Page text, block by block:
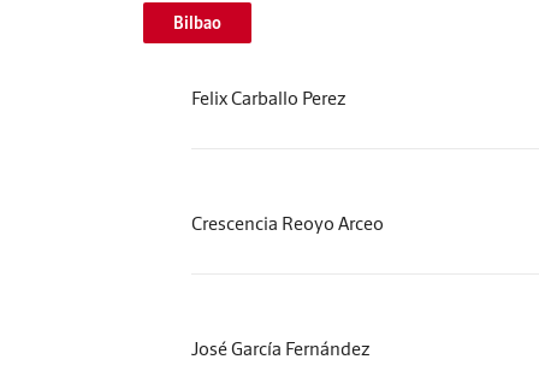
Bilbao
Felix Carballo Perez
Crescencia Reoyo Arceo
José García Fernández